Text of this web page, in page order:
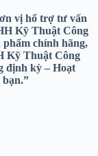
vị hổ trợ tư vấn
Kỹ Thuật Công
phẩm chính hãng,
Kỹ Thuật Công
định kỳ – Hoạt
bạn.”